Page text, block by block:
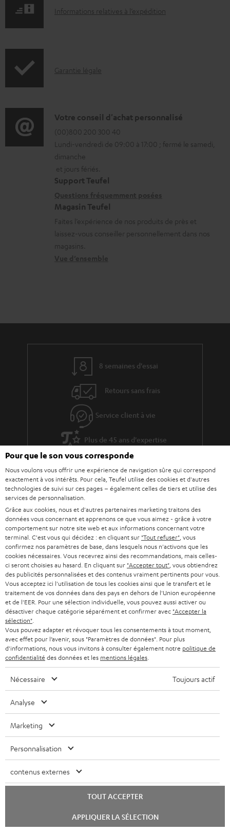
t
l
h
a
r
g
e
b
e
I
r
t
i
o
n
s
e
a
s
d
i
t
i
o
n
Informations relatives à l’expédition
I
o
r
m
a
t
o
n
s
v
a
r
a
n
t
i
e
Garantie légale
D
é
t
a
i
s
c
o
Votre conseil d'achat personnalisé
(00)800 200 300 40
Lundi-vendredi de 09:00 à 17:00 ; fermé le samedi,
dimanche
et jours fériés.
Support Teufel
Magasin Teufel
Faites l’expérience de nos produits de près et
laissez-vous conseiller personnellement dans nos
magasins.
8 semaines d'essai
Retours sans frais
Service client à vie
Plus de 45 ans d'expertise
Teufel adhère à la Fédération du e-commerce et de la vente à distance (Fevad) et à sa charte
qualité. La Fevad est membre du réseau européen Ecommerce Europe Trustmark.
Le Blog Teufel
Technologies audio, modes, conseils & astuces
Questions fréquemment posées
CONTACT
TRACKING
Localisateur de magasins
des conseils personnalisés.
chat
Pour que le son vous corresponde
Nous voulons vous offrir une expérience de navigation sûre qui correspond
exactement à vos intérêts. Pour cela, Teufel utilise des cookies et d'autres
technologies de suivi sur ces pages – également celles de tiers et utilise des
services de personnalisation.
Grâce aux cookies, nous et d'autres partenaires marketing traitons des
données vous concernant et apprenons ce que vous aimez - grâce à votre
comportement sur notre site web et aux informations concernant votre
terminal. C'est vous qui décidez : en cliquant sur "Tout refuser" , vous
confirmez nos paramètres de base, dans lesquels nous n'activons que les
cookies nécessaires. Vous recevrez ainsi des recommandations, mais celles-
ci seront choisies au hasard. En cliquant sur "Accepter tout" , vous obtiendrez
des publicités personnalisées et des contenus vraiment pertinents pour vous.
Vous acceptez ici l'utilisation de tous les cookies ainsi que le transfert et le
traitement de vos données dans des pays en dehors de l'Union européenne
et de l'EER. Pour une sélection individuelle, vous pouvez aussi activer ou
désactiver chaque catégorie séparément et confirmer avec "Accepter la
sélection"
Vous pouvez adapter et révoquer tous les consentements à tout moment,
avec effet pour l’avenir, sous "Paramètres de données". Pour plus
d'informations, nous vous invitons à consulter également notre politique de
confidentialité des données et les mentions légales
Nécessaire Toujours actif
Analyse
Marketing
Personnalisation
contenus externes
TOUT ACCEPTER
APPLIQUER LA SÉLECTION